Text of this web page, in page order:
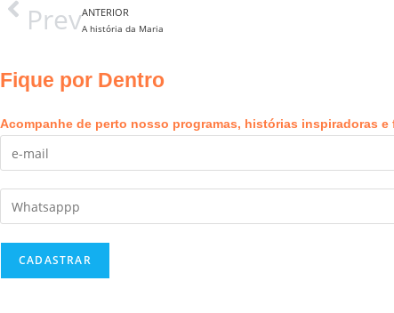
PrevANTERIOR
A história da Maria
Fique por Dentro
Acompanhe de perto nosso programas, histórias inspiradoras